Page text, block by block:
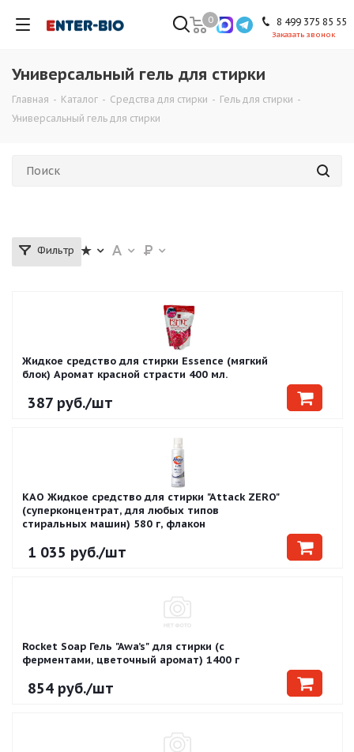
8 499 375 85 55
Заказать звонок
0
Универсальный гель для стирки
Главная - Каталог - Средства для стирки - Гель для стирки -
Универсальный гель для стирки
Фильтр
Жидкое средство для стирки Essence (мягкий
блок) Аромат красной страсти 400 мл.
387 руб./шт
KAO Жидкое средство для стирки "Attack ZERO"
(суперконцентрат, для любых типов
стиральных машин) 580 г, флакон
1 035 руб./шт
Rocket Soap Гель "Awa’s" для стирки (с
ферментами, цветочный аромат) 1400 г
854 руб./шт